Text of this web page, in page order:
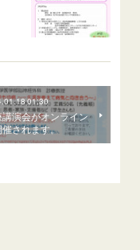
01:30
演会がオンライン
されます。